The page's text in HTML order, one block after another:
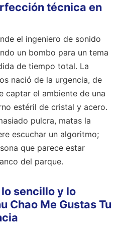
técnica en
el ingeniero de sonido
un bombo para un tema
de tiempo total. La
nació de la urgencia, de
captar el ambiente de una
estéril de cristal y acero.
pulcra, matas la
escuchar un algoritmo;
que parece estar
del parque.
sencillo y lo
Chao Me Gustas Tu